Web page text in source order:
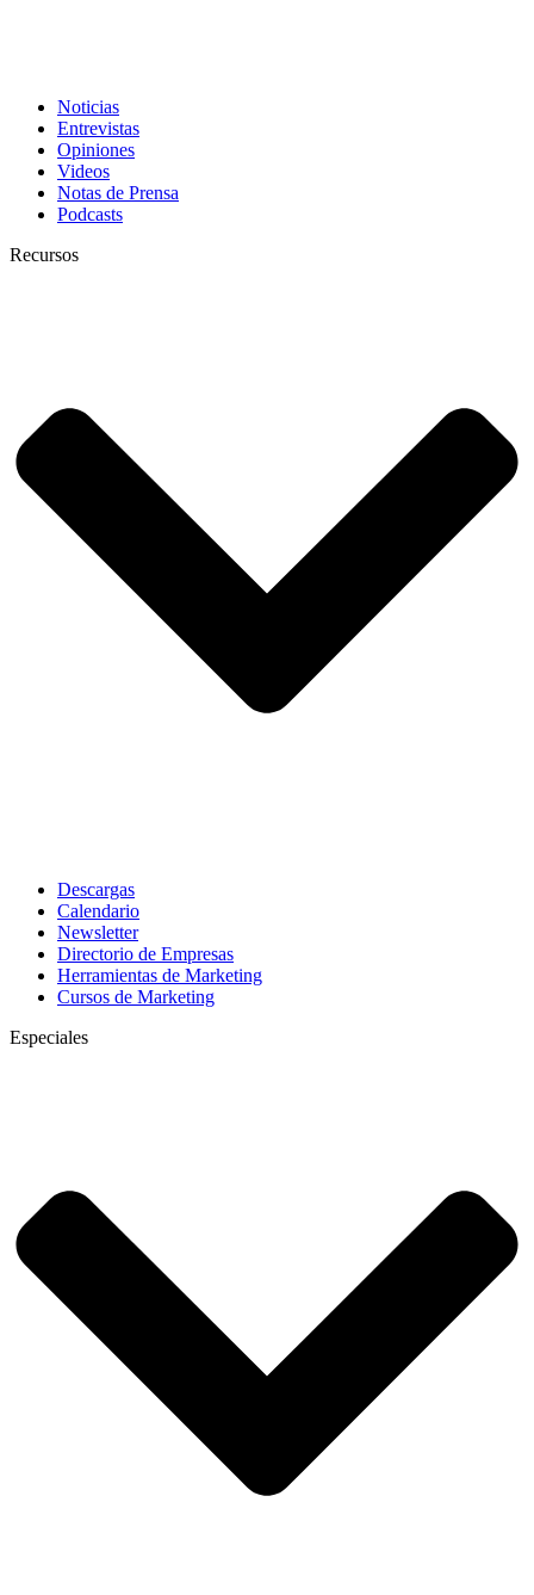
Noticias
Entrevistas
Opiniones
Videos
Notas de Prensa
Podcasts
Recursos
Descargas
Calendario
Newsletter
Directorio de Empresas
Herramientas de Marketing
Cursos de Marketing
Especiales